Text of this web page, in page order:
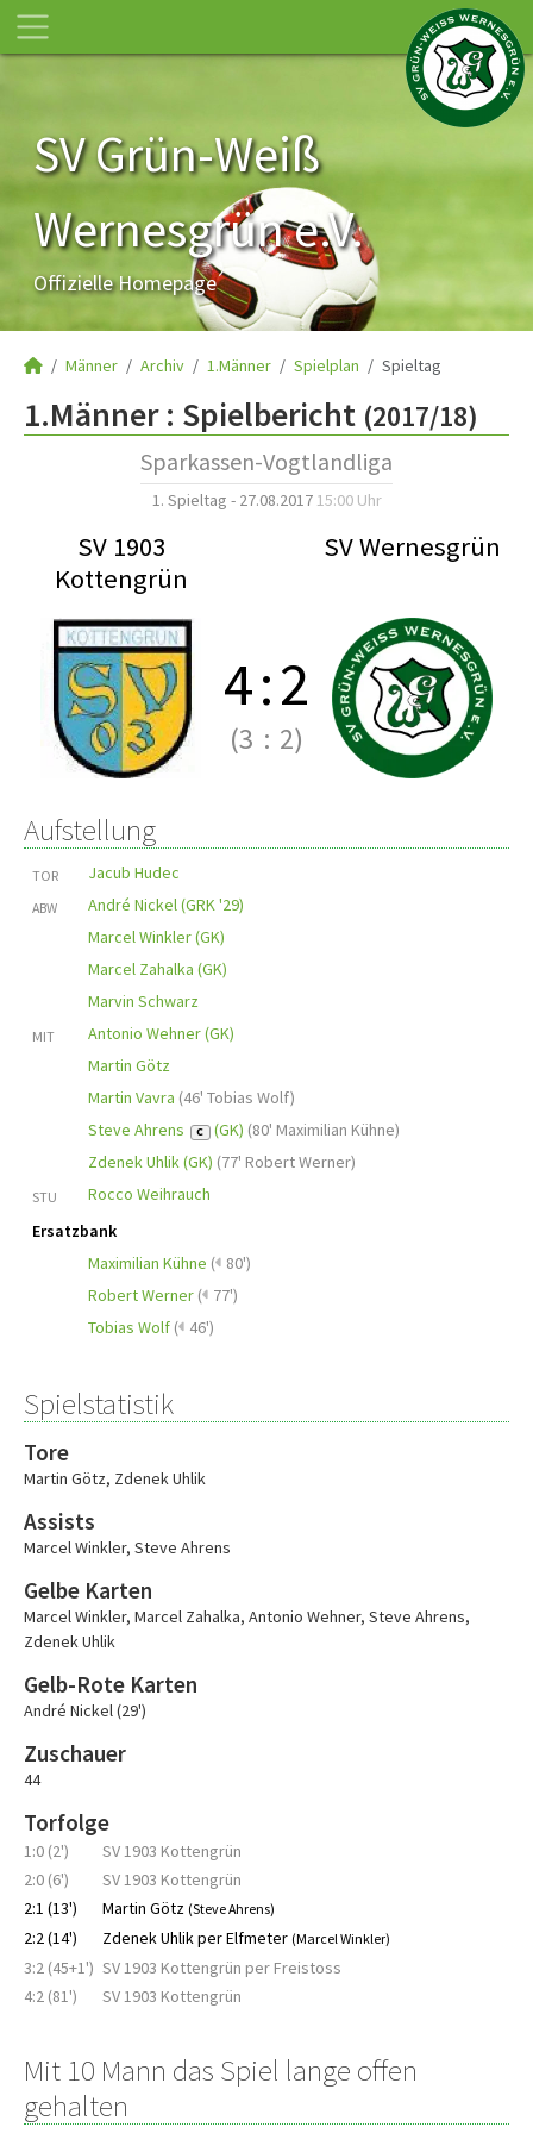
SV Grün-Weiß
Wernesgrün e.V.
Offizielle Homepage
Männer Archiv 1.Männer Spielplan Spieltag
1.Männer : Spielbericht (2017/18)
Sparkassen-Vogtlandliga
1. Spieltag - 27.08.2017 15:00 Uhr
SV 1903
Kottengrün
SV Wernesgrün
4:2
(3 : 2)
Aufstellung
TOR Jacub Hudec
ABW
André Nickel (GRK '29)
Marcel Winkler (GK)
Marcel Zahalka (GK)
Marvin Schwarz
MIT
Antonio Wehner (GK)
Martin Götz
Martin Vavra (46' Tobias Wolf)
Steve Ahrens
C (GK) (80' Maximilian Kühne)
Zdenek Uhlik (GK) (77' Robert Werner)
STU
Rocco Weihrauch
Ersatzbank
Maximilian Kühne ( 80')
Robert Werner ( 77')
Tobias Wolf ( 46')
Spielstatistik
Tore
Martin Götz, Zdenek Uhlik
Assists
Marcel Winkler, Steve Ahrens
Gelbe Karten
Marcel Winkler, Marcel Zahalka, Antonio Wehner, Steve Ahrens,
Zdenek Uhlik
Gelb-Rote Karten
André Nickel (29')
Zuschauer
44
Torfolge
1:0 (2')
SV 1903 Kottengrün
2:0 (6')
SV 1903 Kottengrün
2:1 (13')
Martin Götz (Steve Ahrens)
2:2 (14') Zdenek Uhlik per Elfmeter (Marcel Winkler)
3:2 (45+1') SV 1903 Kottengrün per Freistoss
4:2 (81')
SV 1903 Kottengrün
Mit 10 Mann das Spiel lange offen
gehalten